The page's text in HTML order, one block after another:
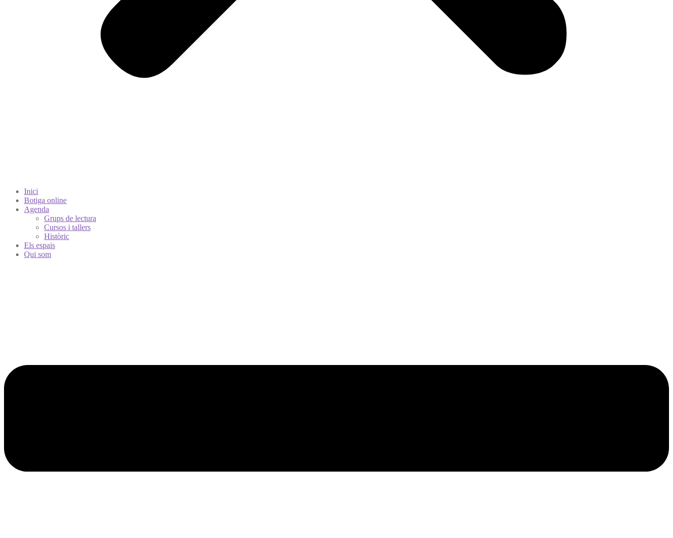
Inici
Botiga online
Agenda
Grups de lectura
Cursos i tallers
Històric
Els espais
Qui som